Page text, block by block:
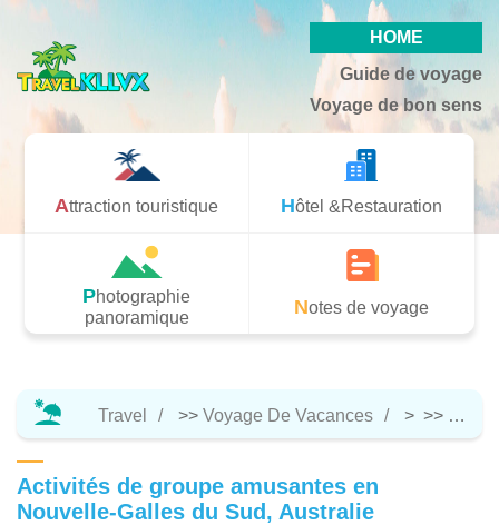
HOME
Guide de voyage
Voyage de bon sens
Attraction touristique Hôtel &Restauration
Photographie
panoramique
Notes de voyage
Travel >> Voyage De Vacances > >>
Activités de groupe amusantes en
Nouvelle-Galles du Sud, Australie